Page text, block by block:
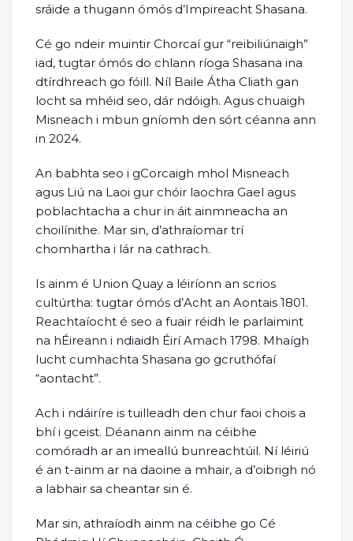
sráide a thugann ómós d’Impireacht Shasana.
Cé go ndeir muintir Chorcaí gur “reibiliúnaigh”
iad, tugtar ómós do chlann ríoga Shasana ina
dtírdhreach go fóill. Níl Baile Átha Cliath gan
locht sa mhéid seo, dár ndóigh. Agus chuaigh
Misneach i mbun gníomh den sórt céanna ann
in 2024.
An babhta seo i gCorcaigh mhol Misneach
agus Liú na Laoi gur chóir laochra Gael agus
poblachtacha a chur in áit ainmneacha an
choilínithe. Mar sin, d’athraíomar trí
chomhartha i lár na cathrach.
Is ainm é Union Quay a léiríonn an scrios
cultúrtha: tugtar ómós d’Acht an Aontais 1801.
Reachtaíocht é seo a fuair réidh le parlaimint
na hÉireann i ndiaidh Éirí Amach 1798. Mhaígh
lucht cumhachta Shasana go gcruthófaí
“aontacht”.
Ach i ndáiríre is tuilleadh den chur faoi chois a
bhí i gceist. Déanann ainm na céibhe
comóradh ar an imeallú bunreachtúil. Ní léiriú
é an t-ainm ar na daoine a mhair, a d’oibrigh nó
a labhair sa cheantar sin é.
Mar sin, athraíodh ainm na céibhe go Cé